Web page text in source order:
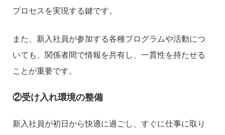
プロセスを実現する鍵です。
また、新入社員が参加する各種プログラムや活動につ
いても、関係者間で情報を共有し、一貫性を持たせる
ことが重要です。
②受け入れ環境の整備
新入社員が初日から快適に過ごし、すぐに仕事に取り